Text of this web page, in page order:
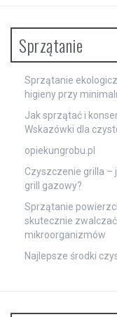
Sprzątanie
Sprzątanie
higieny przy
Jak sprzątać i
Wskazówki dla
opiekungrobu.pl
Czyszczenie grilla –
grill gazowy?
Sprzątanie
skutecznie
mikroorganizmów
Najlepsze środki